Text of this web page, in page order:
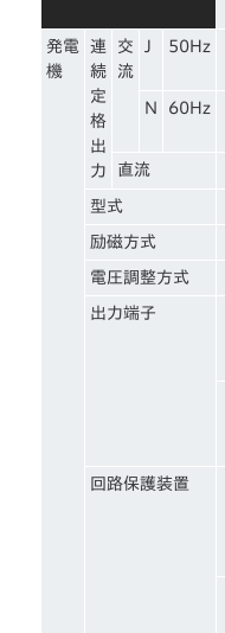
発電
機
連
続
定
格
出
力
交
流
J 50Hz
N 60Hz
直流
型式
励磁方式
電圧調整方式
出力端子
回路保護装置